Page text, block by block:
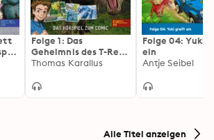
Folge 1: Das
Geheimnis des T-Rex-
Schädels (Das
Thomas Karallus
Folge 04: Yuki
ein
Antje Seibel
Alle Titel anzeigen